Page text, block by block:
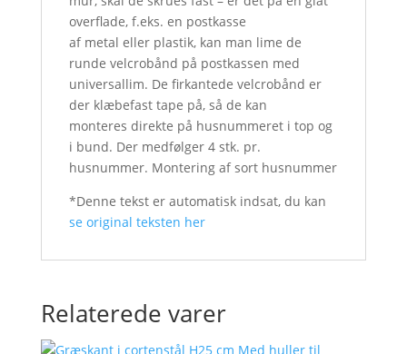
overflade, f.eks. en postkasse
af metal eller plastik, kan man lime de
runde velcrobånd på postkassen med
universallim. De firkantede velcrobånd er
der klæbefast tape på, så de kan
monteres direkte på husnummeret i top og
i bund. Der medfølger 4 stk. pr.
husnummer. Montering af sort husnummer
*Denne tekst er automatisk indsat, du kan
se original teksten her
Relaterede varer